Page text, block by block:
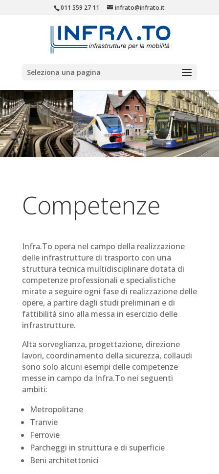
011 559 27 11 infrato@infrato.it
Seleziona una pagina
Competenze
Infra.To opera nel campo della realizzazione
delle infrastrutture di trasporto con una
struttura tecnica multidisciplinare dotata di
competenze professionali e specialistiche
mirate a seguire ogni fase di realizzazione delle
opere, a partire dagli studi preliminari e di
fattibilità sino alla messa in esercizio delle
infrastrutture.
Alta sorveglianza, progettazione, direzione
lavori, coordinamento della sicurezza, collaudi
sono solo alcuni esempi delle competenze
messe in campo da Infra.To nei seguenti
ambiti:
Metropolitane
Tranvie
Ferrovie
Parcheggi in struttura e di superficie
Beni architettonici